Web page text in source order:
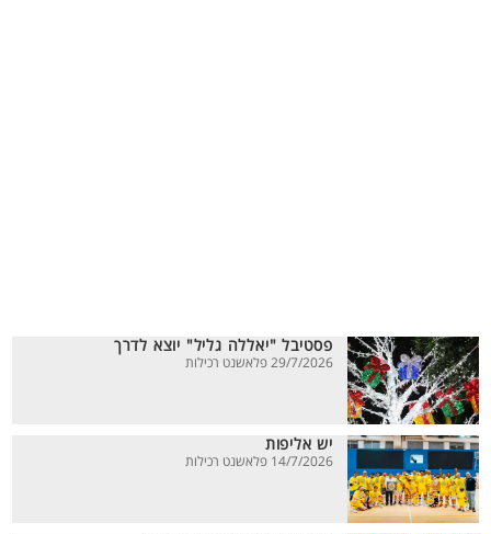
פסטיבל "יאללה גליל" יוצא לדרך
29/7/2026 פלאשנט רכילות
יש אליפות
14/7/2026 פלאשנט רכילות